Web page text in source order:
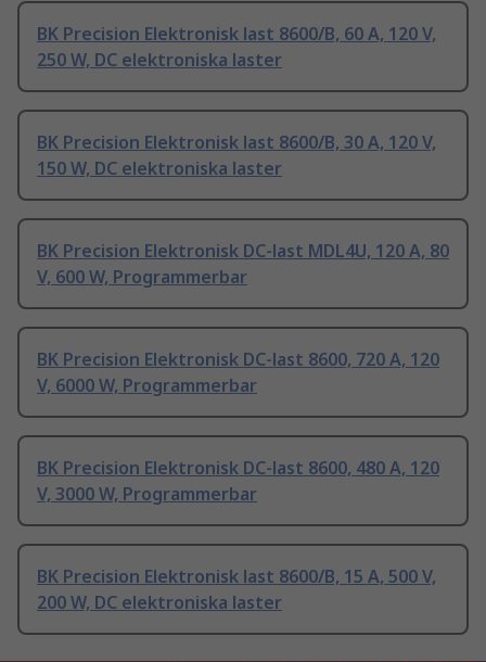
BK Precision Elektronisk last 8600/B, 60 A, 120 V,
250 W, DC elektroniska laster
BK Precision Elektronisk last 8600/B, 30 A, 120 V,
150 W, DC elektroniska laster
BK Precision Elektronisk DC-last MDL4U, 120 A, 80
V, 600 W, Programmerbar
BK Precision Elektronisk DC-last 8600, 720 A, 120
V, 6000 W, Programmerbar
BK Precision Elektronisk DC-last 8600, 480 A, 120
V, 3000 W, Programmerbar
BK Precision Elektronisk last 8600/B, 15 A, 500 V,
200 W, DC elektroniska laster